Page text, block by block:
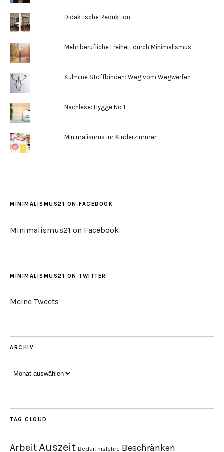
Didaktische Reduktion
Mehr berufliche Freiheit durch Minimalismus
Kulmine Stoffbinden: Weg vom Wegwerfen
Nachlese: Hygge No 1
Minimalismus im Kinderzimmer
MINIMALISMUS21 ON FACEBOOK
Minimalismus21 on Facebook
MINIMALISMUS21 ON TWITTER
Meine Tweets
ARCHIV
Archiv
TAG CLOUD
ArbeitAuszeit Bedürfnislehre Beschränken